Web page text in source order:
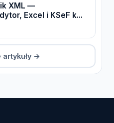
XML —
Excel i KSeF k...
artykuły →